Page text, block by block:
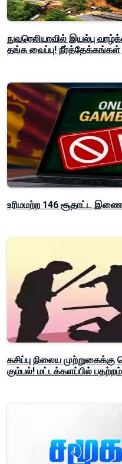
நுவரெலியாவில் இயல்பு
தங்க வைப்பு! நீர்த்தேக்கங்கள்
உரிமமற்ற 146 சூதாட்ட
கசிப்பு நிலைய
கும்பல்! மட்டக்களப்பில் பதற்றம்